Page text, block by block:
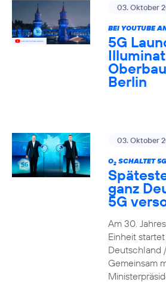
03. Oktober
BEI YOUTUBE
5G
Berlin
03. Oktober
O2SCHALTET
ganz
5G
Am 30.
Einheit
Deutschland
Gemeinsam